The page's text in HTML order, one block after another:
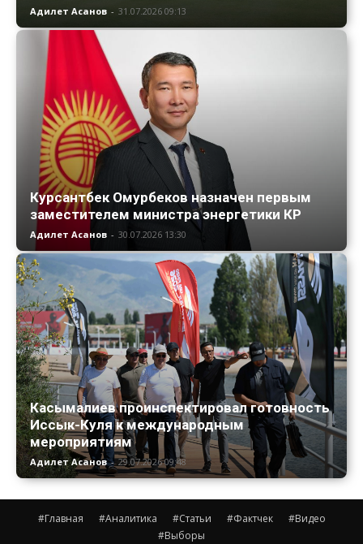
Адилет Асанов - 31.07.2026 09:13
Курсантбек Омурбеков назначен первым
заместителем министра энергетики КР
Адилет Асанов - 30.07.2026 13:30
Касымалиев проинспектировал готовность
Иссык-Куля к международным
мероприятиям
Адилет Асанов - 29.07.2026 09:48
#Главная #Аналитика #Статьи #Фактчек
#Видео
#Выборы